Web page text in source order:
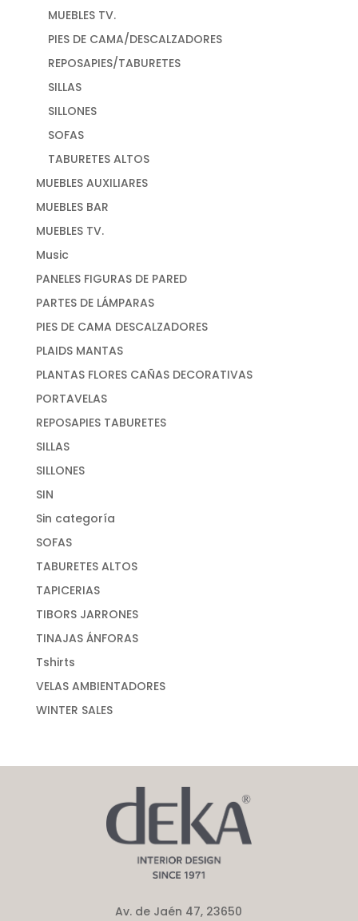
MUEBLES TV.
PIES DE CAMA/DESCALZADORES
REPOSAPIES/TABURETES
SILLAS
SILLONES
SOFAS
TABURETES ALTOS
MUEBLES AUXILIARES
MUEBLES BAR
MUEBLES TV.
Music
PANELES FIGURAS DE PARED
PARTES DE LÁMPARAS
PIES DE CAMA DESCALZADORES
PLAIDS MANTAS
PLANTAS FLORES CAÑAS DECORATIVAS
PORTAVELAS
REPOSAPIES TABURETES
SILLAS
SILLONES
SIN
Sin categoría
SOFAS
TABURETES ALTOS
TAPICERIAS
TIBORS JARRONES
TINAJAS ÁNFORAS
Tshirts
VELAS AMBIENTADORES
WINTER SALES
Av. de Jaén 47, 23650